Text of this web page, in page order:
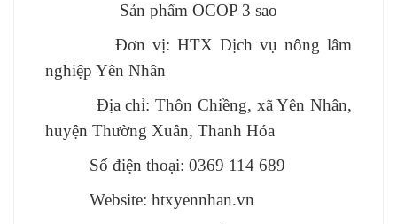
Sản phẩm OCOP 3 sao
Đơn vị: HTX Dịch vụ nông lâm
nghiệp Yên Nhân
Địa chỉ: Thôn Chiềng, xã Yên Nhân,
huyện Thường Xuân, Thanh Hóa
Số điện thoại: 0369 114 689
Website: htxyennhan.vn